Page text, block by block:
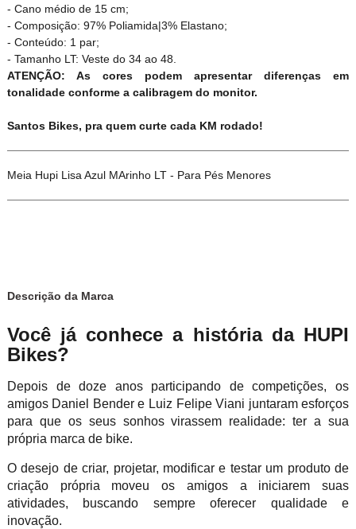
- Cano médio de 15 cm;
- Composição: 97% Poliamida|3% Elastano;
- Conteúdo: 1 par;
- Tamanho LT: Veste do 34 ao 48.
ATENÇÃO: As cores podem apresentar diferenças em
tonalidade conforme a calibragem do monitor.
Santos Bikes, pra quem curte cada KM rodado!
Meia Hupi Lisa Azul MArinho LT - Para Pés Menores
Descrição da Marca
Você já conhece a história da HUPI
Bikes?
Depois de doze anos participando de competições, os
amigos Daniel Bender e Luiz Felipe Viani juntaram esforços
para que os seus sonhos virassem realidade: ter a sua
própria marca de bike.
O desejo de criar, projetar, modificar e testar um produto de
criação própria moveu os amigos a iniciarem suas
atividades, buscando sempre oferecer qualidade e
inovação.